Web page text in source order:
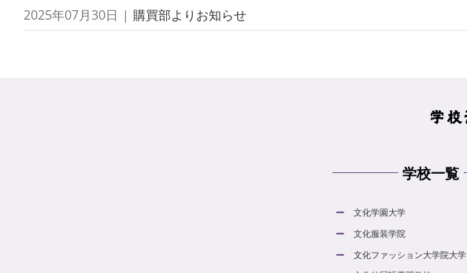
2025年07月30日 | 購買部よりお知らせ
学校一覧
文化学園大学
文化服装学院
文化ファッション大学院大学